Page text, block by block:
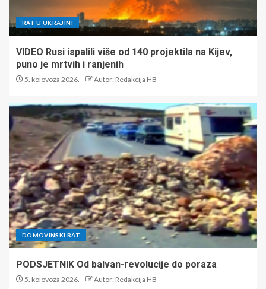
RAT U UKRAJINI
VIDEO Rusi ispalili više od 140 projektila na Kijev,
puno je mrtvih i ranjenih
5. kolovoza 2026. Autor: Redakcija HB
DOMOVINSKI RAT
PODSJETNIK Od balvan-revolucije do poraza
5. kolovoza 2026. Autor: Redakcija HB